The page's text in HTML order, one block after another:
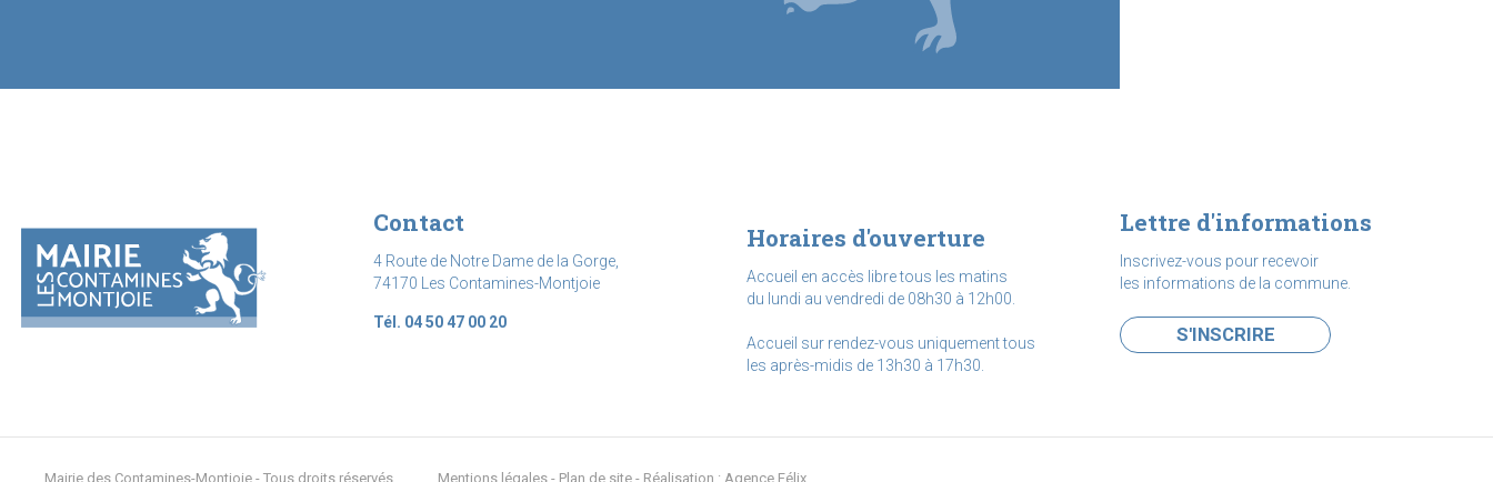
Contact
4 Route de Notre Dame de la Gorge,
74170 Les Contamines-Montjoie
Tél. 04 50 47 00 20
Horaires d'ouverture
Accueil en accès libre tous les matins
du lundi au vendredi de 08h30 à 12h00.
Accueil sur rendez-vous uniquement tous
les après-midis de 13h30 à 17h30.
Lettre d'informations
Inscrivez-vous pour recevoir
les informations de la commune.
S'INSCRIRE
Mairie des Contamines-Montjoie - Tous droits réservés Mentions légales Plan de site Réalisation : Agence Félix